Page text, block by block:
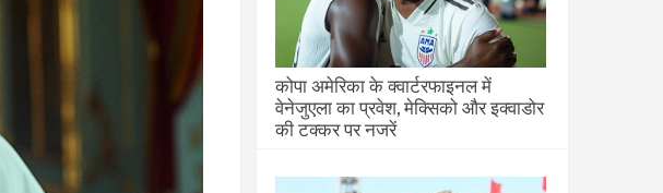
कोपा अमेरिका के क्वार्टरफाइनल में
वेनेजुएला का प्रवेश, मेक्सिको और इक्वाडोर
की टक्कर पर नजरें